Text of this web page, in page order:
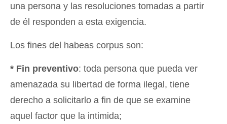
una persona y las resoluciones tomadas a partir
de él responden a esta exigencia.
Los fines del habeas corpus son:
* Fin preventivo: toda persona que pueda ver
amenazada su libertad de forma ilegal, tiene
derecho a solicitarlo a fin de que se examine
aquel factor que la intimida;